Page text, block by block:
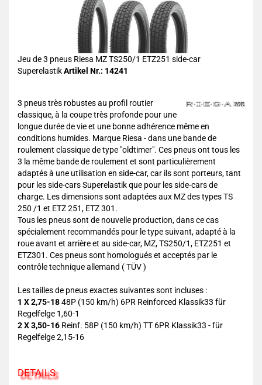
Jeu de 3 pneus Riesa MZ TS250/1 ETZ251 side-car
SuperelastikArtikel Nr.: 14241
3 pneus très robustes au profil routier
classique, à la coupe très profonde pour une
longue durée de vie et une bonne adhérence même en
conditions humides. Marque Riesa - dans une bande de
roulement classique de type "oldtimer". Ces pneus ont tous les
3 la même bande de roulement et sont particulièrement
adaptés à une utilisation en side-car, car ils sont porteurs, tant
pour les side-cars Superelastik que pour les side-cars de
charge. Les dimensions sont adaptées aux MZ des types TS
250 /1 et ETZ 251, ETZ 301.
Tous les pneus sont de nouvelle production, dans ce cas
spécialement recommandés pour le type suivant, adapté à la
roue avant et arrière et au side-car, MZ, TS250/1, ETZ251 et
ETZ301. Ces pneus sont homologués et acceptés par le
contrôle technique allemand ( TÜV )
Les tailles de pneus exactes suivantes sont incluses :
1 X 2,75-1848P (150 km/h) 6PR Reinforced Klassik33 für
Regelfelge 1,60-1
2 X 3,50-16 Reinf. 58P (150 km/h) TT 6PR Klassik33 - für
Regelfelge 2,15-16
DETAILS